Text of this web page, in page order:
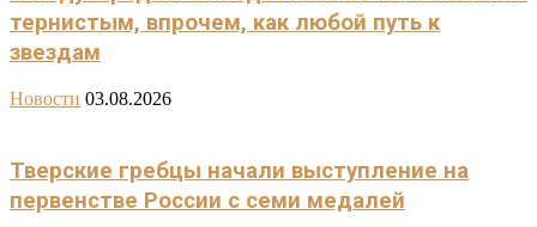
тернистым, впрочем, как любой путь к
звездам
Новости 03.08.2026
Тверские гребцы начали выступление на
первенстве России с семи медалей